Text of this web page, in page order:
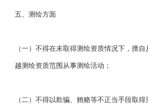
五、测绘方面
（一）不得在未取得测绘资质情况下，擅
越测绘资质范围从事测绘活动；
（二）不得以欺骗、贿赂等不正当手段取